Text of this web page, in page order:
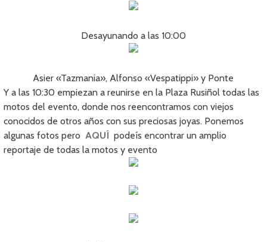
Desayunando a las 10:00
Asier «Tazmania», Alfonso «Vespatippi» y Ponte
Y a las 10:30 empiezan a reunirse en la Plaza Rusiñol todas las
motos del evento, donde nos reencontramos con viejos
conocidos de otros años con sus preciosas joyas. Ponemos
algunas fotos peroAQUÍ podeís encontrar un amplio
reportaje de todas la motos y evento